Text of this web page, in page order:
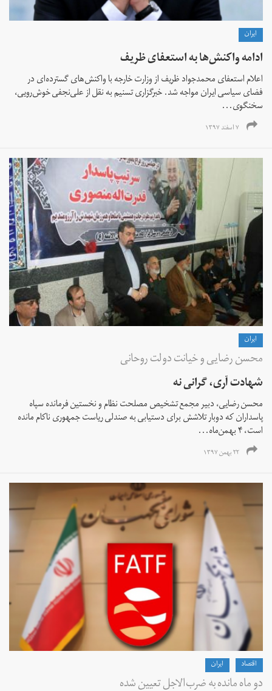
ايران
ادامه واکنش‌ها به استعفای ظریف
اعلام استعفای محمدجواد ظریف از وزارت خارجه با واکنش‌های گسترده‌ای در
فضای سیاسی ایران مواجه شد. خبرگزاری تسنیم به نقل از علی‌نجفی خوش‌رویی،
سخنگوی...
۷ اسفند ۱۳۹۷
ايران
محسن رضایی و خیانت دولت روحانی
شهادت آری، گرانی نه
محسن رضایی، دبیر مجمع تشخیص مصلحت نظام و نخستین فرمانده سپاه
پاسداران که دوبار تلاشش برای دستیابی به صندلی ریاست جمهوری ناکام مانده
است، ۴ بهمن‌ماه...
۲۲ بهمن ۱۳۹۷
اقتصاد ايران
دو ماه مانده به ضرب‌الاجل تعیین شده